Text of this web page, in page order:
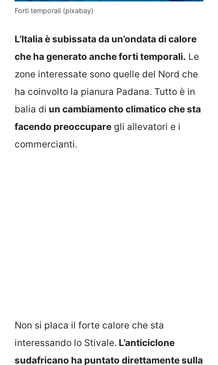
Forti temporali (pixabay)
L’Italia è subissata da un’ondata di calore
che ha generato anche forti temporali. Le
zone interessate sono quelle del Nord che
ha coinvolto la pianura Padana. Tutto è in
balia di un cambiamento climatico che sta
facendo preoccupare gli allevatori e i
commercianti.
Non si placa il forte calore che sta
interessando lo Stivale. L’anticiclone
sudafricano ha puntato direttamente sulla